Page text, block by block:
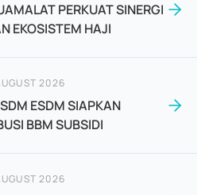
PERKUAT SINERGI
EKOSISTEM HAJI
2026
ESDM SIAPKAN
BBM SUBSIDI
2026